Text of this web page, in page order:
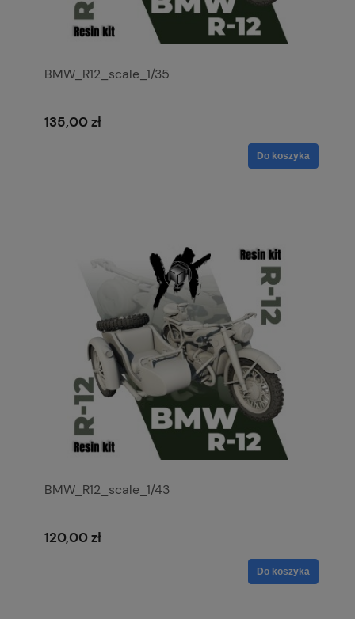
BMW_R12_scale_1/35
135,00 zł
Do koszyka
BMW_R12_scale_1/43
120,00 zł
Do koszyka